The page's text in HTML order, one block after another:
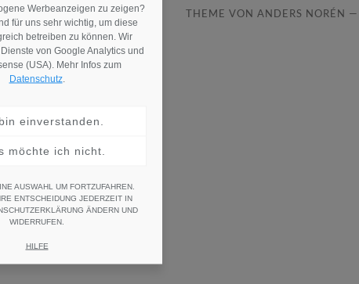
2GO THEME VONANDERS NORÉN —
Werbeanzeigen zu zeigen?
für uns sehr wichtig, um diese
betreiben zu können. Wir
von Google Analytics und
(USA). Mehr Infos zum
Datenschutz.
einverstanden.
möchte ich nicht.
AUSWAHL UM FORTZUFAHREN.
ENTSCHEIDUNG JEDERZEIT IN
ÄNDERN UND
WIDERRUFEN.
HILFE